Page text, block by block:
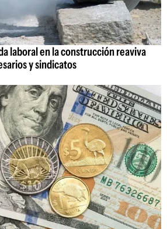
laboral en la construcción reaviva
y sindicatos